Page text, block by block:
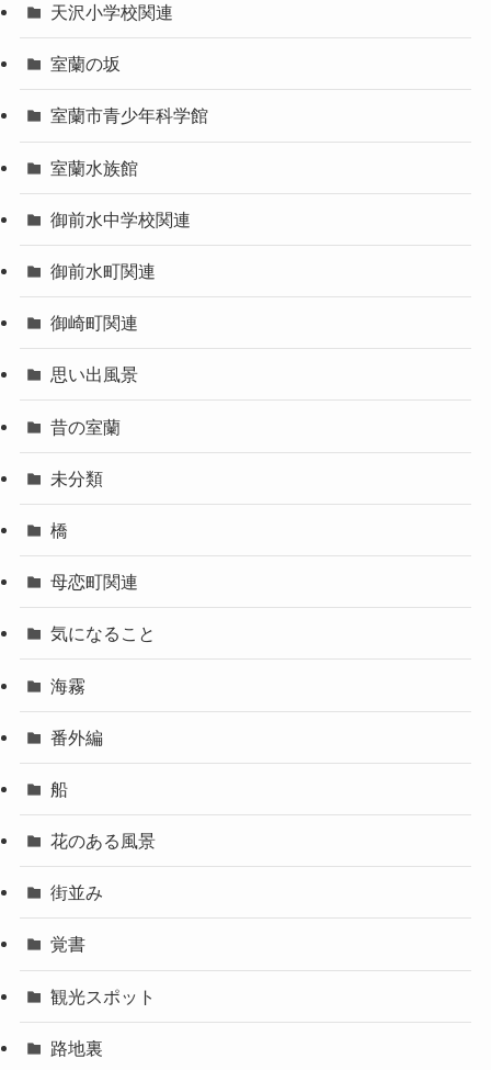
天沢小学校関連
室蘭の坂
室蘭市青少年科学館
室蘭水族館
御前水中学校関連
御前水町関連
御崎町関連
思い出風景
昔の室蘭
未分類
橋
母恋町関連
気になること
海霧
番外編
船
花のある風景
街並み
覚書
観光スポット
路地裏